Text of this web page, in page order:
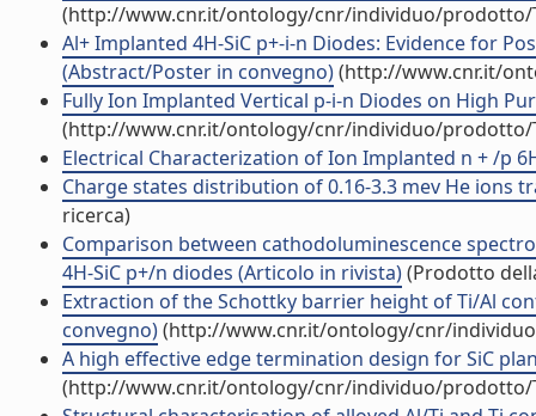
(http://www.cnr.it/ontology/cnr/individuo/prodotto/
Al+ Implanted 4H-SiC p+-i-n Diodes: Evidence for
(Abstract/Poster in convegno)(http://www.cnr.it/
Fully Ion Implanted Vertical p-i-n Diodes on High
(http://www.cnr.it/ontology/cnr/individuo/prodotto/
Electrical Characterization of Ion Implanted n + /p
Charge states distribution of 0.16-3.3 mev He ions
ricerca)
Comparison between cathodoluminescence
4H-SiC p+/n diodes (Articolo in rivista)(Prodotto
Extraction of the Schottky barrier height of Ti/Al
convegno)(http://www.cnr.it/ontology/cnr/
A high effective edge termination design for SiC
(http://www.cnr.it/ontology/cnr/individuo/prodotto/